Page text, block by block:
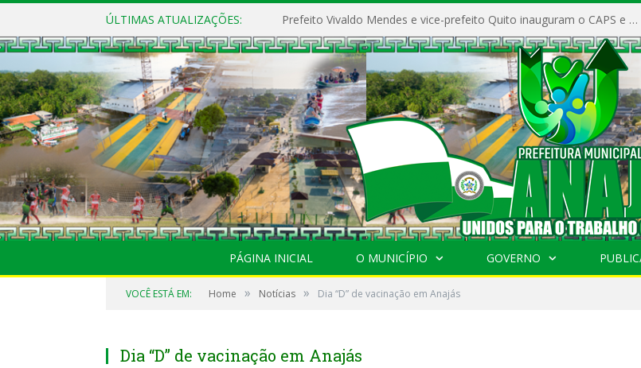
ÚLTIMAS ATUALIZAÇÕES: Prefeito Vivaldo Mendes e vice-prefeito Quito inauguram o CAPS e fortalecem a saúde pública em Anajás.
PÁGINA INICIAL O MUNICÍPIO GOVERNO
VOCÊ ESTÁ EM: Home » Notícias » Dia “D” de vacinação em Anajás
Dia “D” de vacinação em Anajás